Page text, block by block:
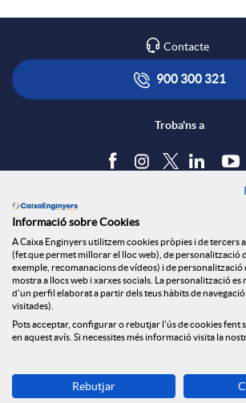
n
d
a
d
e
p
r
a
r
c
í
n
c
c
e
s
o
e
u
e
c
u
p
e
Contacte
900 300 321
Troba'ns a
Política de cookies
Avís legal
Seguretat Online
Canal denúncies
Descarrega-la ara
Banca MOBILE
Informació sobre Cookies
A Caixa Enginyers utilitzem cookies pròpies i de tercers
(fet que permet millorar el lloc web), de personalització
exemple, recomanacions de vídeos) i de personalització
mostra a llocs web i xarxes socials. La personalització es
d'un perfil elaborat a partir dels teus hàbits de
visitades).
Pots acceptar, configurar o rebutjar l'ús de cookies fent
en aquest avís. Si necessites més informació visita la
Rebutjar